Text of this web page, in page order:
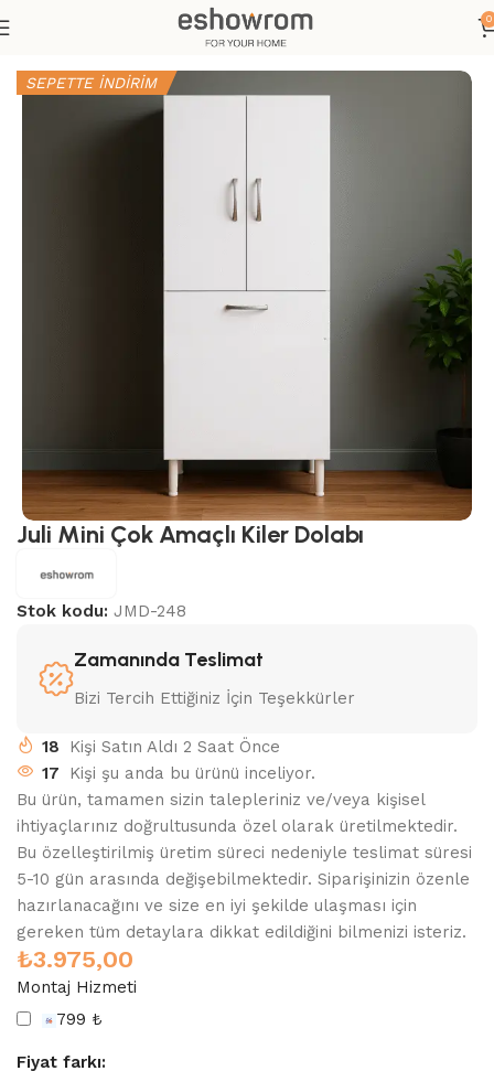
0
Mutfak&Antre Çok Amaçlı Dolap
SEPETTE İNDİRİM
Juli Mini Çok Amaçlı Kiler Dolabı
Stok kodu: JMD-248
Zamanında Teslimat
Bizi Tercih Ettiğiniz İçin Teşekkürler
18
Kişi Satın Aldı 2 Saat Önce
17
Kişi şu anda bu ürünü inceliyor.
Bu ürün, tamamen sizin talepleriniz ve/veya kişisel
ihtiyaçlarınız doğrultusunda özel olarak üretilmektedir.
Bu özelleştirilmiş üretim süreci nedeniyle teslimat süresi
5-10 gün arasında değişebilmektedir. Siparişinizin özenle
hazırlanacağını ve size en iyi şekilde ulaşması için
gereken tüm detaylara dikkat edildiğini bilmenizi isteriz.
₺3.975,00
Montaj Hizmeti
799 ₺
Fiyat farkı: